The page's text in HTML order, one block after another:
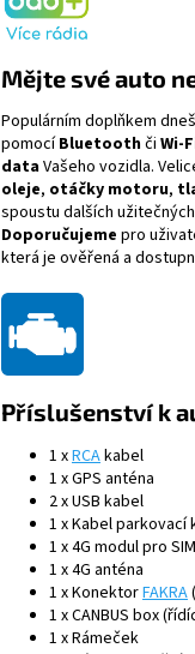
Mějte své auto
Populárním doplňkem
pomocíBluetoothči Wi-
dataVašeho vozidla.
oleje, otáčky motoru,
spoustu dalších
Doporučujeme pro
která je ověřená a
Příslušenství k
1 xRCAkabel
1 x GPS anténa
2 x USB kabel
1 x Kabel parkovací
1 x 4G modul pro
1 x 4G anténa
1 xKonektorFAKRA
1 x CANBUS box
1 x Rámeček